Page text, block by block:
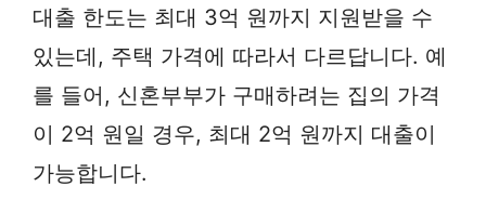
대출 한도는 최대 3억 원까지 지원받을 수
있는데, 주택 가격에 따라서 다르답니다. 예
를 들어, 신혼부부가 구매하려는 집의 가격
이 2억 원일 경우, 최대 2억 원까지 대출이
가능합니다.